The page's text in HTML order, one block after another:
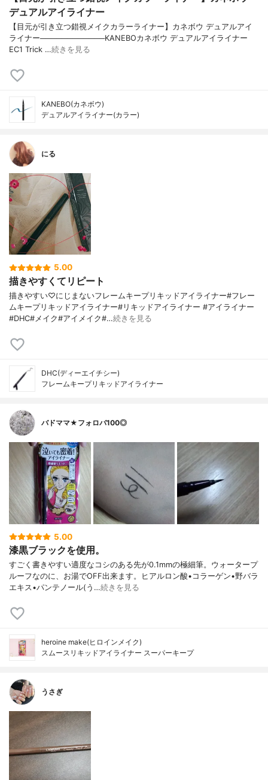
デュアルアイライナー
【目元が引き立つ錯視メイクカラーライナー】カネボウ デュアルアイ
ライナー────────────KANEBOカネボウ デュアルアイライナー
EC1 Trick …続きを見る
KANEBO(カネボウ)
デュアルアイライナー(カラー)
にる
5.00
描きやすくてリピート
描きやすい♡にじまないフレームキープリキッドアイライナー#フレー
ムキープリキッドアイライナー#リキッドアイライナー #アイライナー
#DHC#メイク#アイメイク#…続きを見る
DHC(ディーエイチシー)
フレームキープリキッドアイライナー
バドママ★フォロバ100◎
5.00
漆黒ブラックを使用。
すごく書きやすい適度なコシのある先が0.1mmの極細筆。ウォータープ
ルーフなのに、お湯でOFF出来ます。ヒアルロン酸•コラーゲン•野バラ
エキス•パンテノール(う…続きを見る
heroine make(ヒロインメイク)
スムースリキッドアイライナー スーパーキープ
うさぎ